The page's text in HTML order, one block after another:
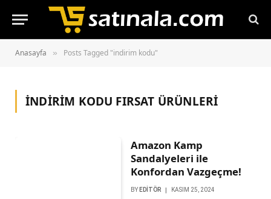
Anasayfa » Posts Tagged "indirim kodu"
INDIRIM KODU FIRSAT ÜRÜNLERİ
Amazon Kamp
Sandalyeleri ile
Konfordan Vazgeçme!
BY EDITÖR KASIM 25, 2024